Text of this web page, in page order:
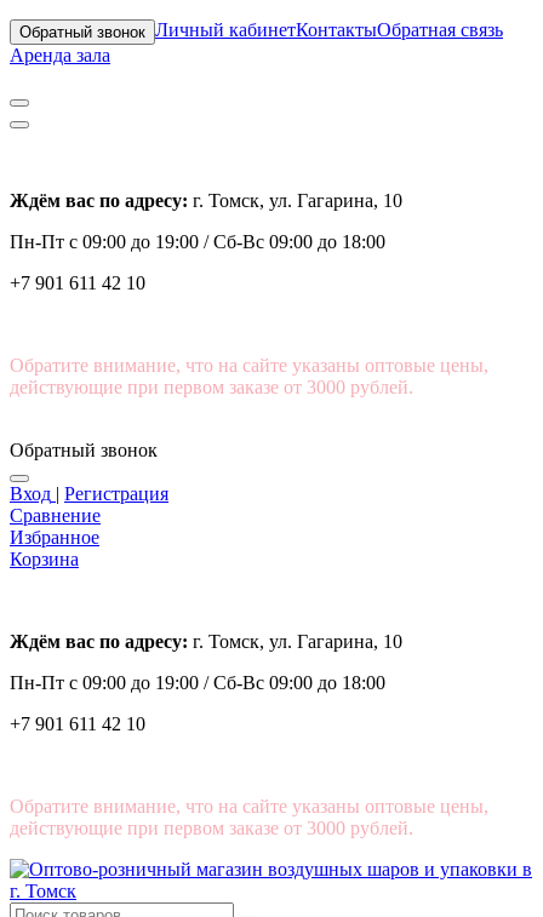
Обратный звонок Личный кабинетКонтактыОбратная связь
Аренда зала
Ждём вас по адресу: г. Томск, ул. Гагарина, 10
Пн-Пт с 09:00 до 19:00 /Сб-Вс 09:00 до 18:00
+7 901 611 42 10
Обратите внимание, что на сайте указаны оптовые цены,
действующие при первом заказе от 3000 рублей.
Обратный звонок
Вход | Регистрация
Сравнение
Избранное
Корзина
Ждём вас по адресу: г. Томск, ул. Гагарина, 10
Пн-Пт с 09:00 до 19:00 /Сб-Вс 09:00 до 18:00
+7 901 611 42 10
Обратите внимание, что на сайте указаны оптовые цены,
действующие при первом заказе от 3000 рублей.